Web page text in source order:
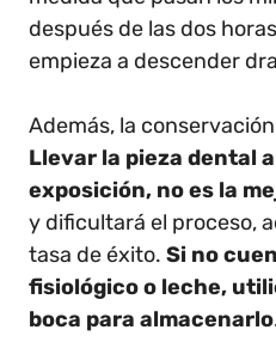
después de las dos
empieza a descender
Además, la
Llevar la pieza dental
exposición, no es la
y dificultará el proceso,
tasa de éxito. Si no
fisiológico o leche,
boca para almacenarlo